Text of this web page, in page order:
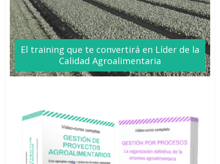
El training que te convertirá en Líder de la
Calidad Agroalimentaria